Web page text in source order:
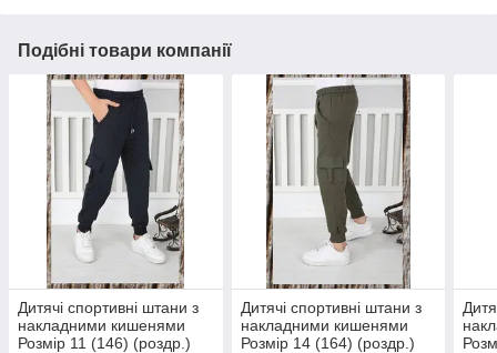
Подібні товари компанії
Дитячі спортивні штани з
накладними кишенями
Розмір 11 (146) (роздр.)
Дитячі спортивні штани з
накладними кишенями
Розмір 14 (164) (роздр.)